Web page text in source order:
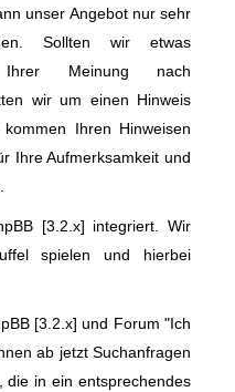
unser Angebot nur sehr
Sollten wir etwas
Meinung nach
wir um einen Hinweis
Ihren Hinweisen
Ihre Aufmerksamkeit und
[3.2.x] integriert. Wir
spielen und hierbei
[3.2.x] und Forum "Ich
ab jetzt Suchanfragen
die in ein entsprechendes